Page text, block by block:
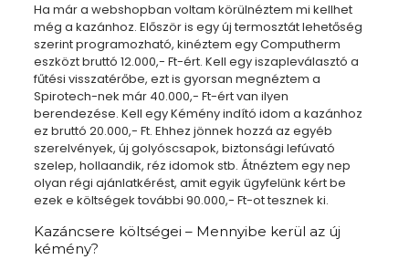
Ha már a webshopban voltam körülnéztem mi kellhet
még a kazánhoz. Először is egy új termosztát lehetőség
szerint programozható, kinéztem egy Computherm
eszközt bruttó 12.000,- Ft-ért. Kell egy iszapleválasztó a
fűtési visszatérőbe, ezt is gyorsan megnéztem a
Spirotech-nek már 40.000,- Ft-ért van ilyen
berendezése. Kell egy Kémény indító idom a kazánhoz
ez bruttó 20.000,- Ft. Ehhez jönnek hozzá az egyéb
szerelvények, új golyóscsapok, biztonsági lefúvató
szelep, hollaandik, réz idomok stb. Átnéztem egy nep
olyan régi ajánlatkérést, amit egyik ügyfelünk kért be
ezek e költségek további 90.000,- Ft-ot tesznek ki.
Kazáncsere költségei – Mennyibe kerül az új
kémény?